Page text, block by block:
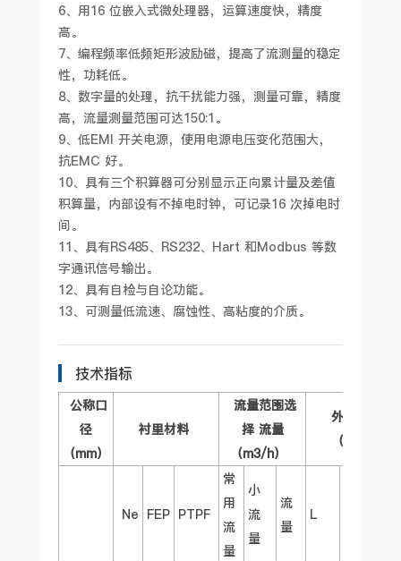
6、用16 位嵌入式微处理器，运算速度快，精度
高。
7、编程频率低频矩形波励磁，提高了流测量的稳定
性，功耗低。
8、数字量的处理，抗干扰能力强，测量可靠，精度
高，流量测量范围可达150:1。
9、低EMI 开关电源，使用电源电压变化范围大，
抗EMC 好。
10、具有三个积算器可分别显示正向累计量及差值
积算量，内部设有不掉电时钟，可记录16 次掉电时
间。
11、具有RS485、RS232、Hart 和Modbus 等数
字通讯信号输出。
12、具有自检与自论功能。
13、可测量低流速、腐蚀性、高粘度的介质。
技术指标
公称口
径
（mm）
衬里材料
流量范围选
择 流量
（m3/h）
外型尺寸
（mm）
Ne FEP PTPF
常
用
流
量
小
流
量
流
量
L